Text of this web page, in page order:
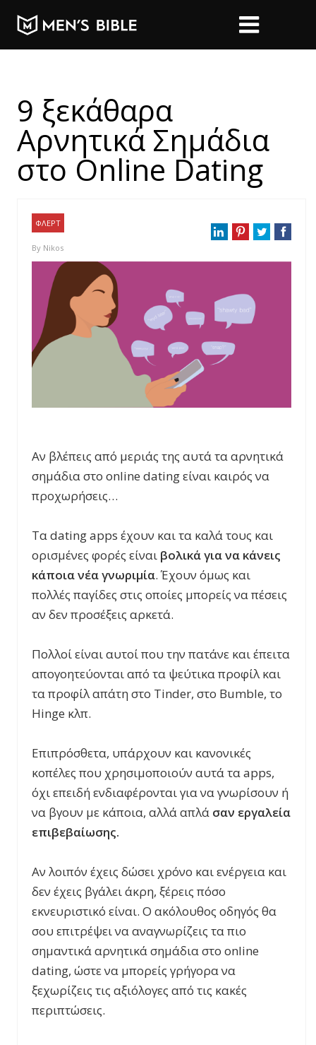
9 ξεκάθαρα
Αρνητικά Σημάδια
στο Online Dating
ΦΛΕΡΤ
By Nikos
Αν βλέπεις από μεριάς της αυτά τα αρνητικά
σημάδια στο online dating είναι καιρός να
προχωρήσεις…
Τα dating apps έχουν και τα καλά τους και
ορισμένες φορές είναι βολικά για να κάνεις
κάποια νέα γνωριμία. Έχουν όμως και
πολλές παγίδες στις οποίες μπορείς να πέσεις
αν δεν προσέξεις αρκετά.
Πολλοί είναι αυτοί που την πατάνε και έπειτα
απογοητεύονται από τα ψεύτικα προφίλ και
τα προφίλ απάτη στο Tinder, στο Bumble, το
Hinge κλπ.
Επιπρόσθετα, υπάρχουν και κανονικές
κοπέλες που χρησιμοποιούν αυτά τα apps,
όχι επειδή ενδιαφέρονται για να γνωρίσουν ή
να βγουν με κάποια, αλλά απλά σαν εργαλεία
επιβεβαίωσης.
Αν λοιπόν έχεις δώσει χρόνο και ενέργεια και
δεν έχεις βγάλει άκρη, ξέρεις πόσο
εκνευριστικό είναι. Ο ακόλουθος οδηγός θα
σου επιτρέψει να αναγνωρίζεις τα πιο
σημαντικά αρνητικά σημάδια στο online
dating, ώστε να μπορείς γρήγορα να
ξεχωρίζεις τις αξιόλογες από τις κακές
περιπτώσεις.